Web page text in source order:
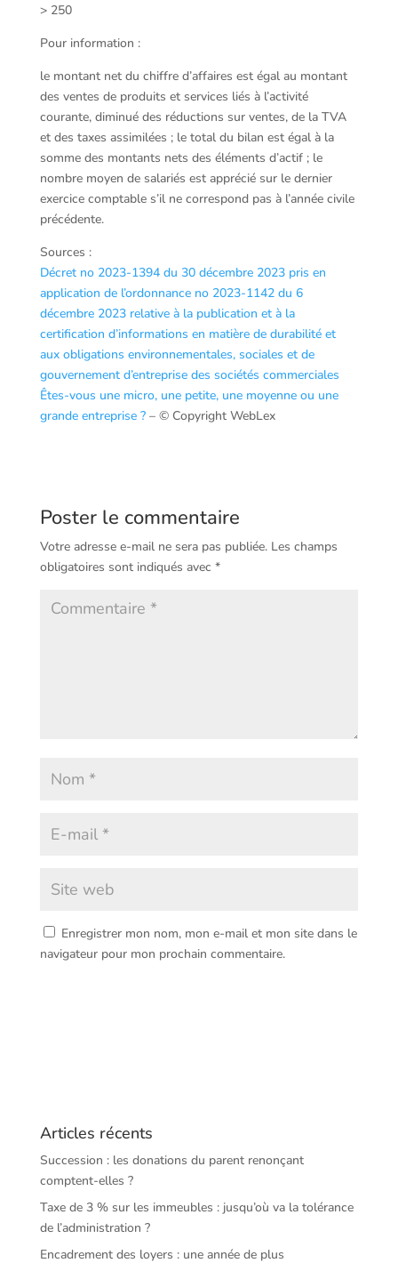
> 250
Pour information :
le montant net du chiffre d’affaires est égal au montant
des ventes de produits et services liés à l’activité
courante, diminué des réductions sur ventes, de la TVA
et des taxes assimilées ; le total du bilan est égal à la
somme des montants nets des éléments d’actif ; le
nombre moyen de salariés est apprécié sur le dernier
exercice comptable s’il ne correspond pas à l’année civile
précédente.
Sources :
Décret no 2023-1394 du 30 décembre 2023 pris en
application de l’ordonnance no 2023-1142 du 6
décembre 2023 relative à la publication et à la
certification d’informations en matière de durabilité et
aux obligations environnementales, sociales et de
gouvernement d’entreprise des sociétés commerciales
Êtes-vous une micro, une petite, une moyenne ou une
grande entreprise ?– © Copyright WebLex
Poster le commentaire
Votre adresse e-mail ne sera pas publiée. Les champs
obligatoires sont indiqués avec *
Enregistrer mon nom, mon e-mail et mon site dans le
navigateur pour mon prochain commentaire.
Articles récents
Succession : les donations du parent renonçant
comptent-elles ?
Taxe de 3 % sur les immeubles : jusqu’où va la tolérance
de l’administration ?
Encadrement des loyers : une année de plus